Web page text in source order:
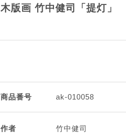
作者 竹中健司
木版画 竹中健司「提灯」
商品番号 ak-010058